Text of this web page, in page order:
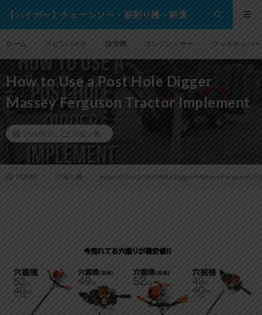
【ハイガー】チェーンソー・薪割り機・耕運
ホーム スピンバイク 除雪機 コンプレッサー ウッドチッパー
How to Use a Post Hole Digger
Massey Ferguson Tractor Implement
2024.06.18 穴掘り機
HOME 穴掘り機 How to Use a Post Hole Digger Massey Ferguson